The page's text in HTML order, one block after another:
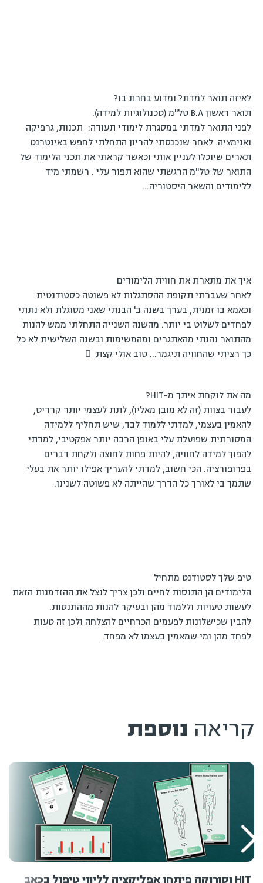
לאיזה תואר למדת? ומדוע בחרת בו?
תואר ראשון B.A טל"מ (טכנולוגיות למידה).
לפני התואר למדתי במסגרת לימודי תעודה: תכנות, גרפיקה
ואנימציה. לאחר שנכנסתי להריון התחלתי לחפש באינטרנט
תארים שיוכלו לעניין אותי וכאשר קראתי את תכני הלימוד של
התואר של טל"מ הרגשתי שהוא תפור עלי . רשמתי מיד
ללימודים והשאר היסטוריה…
איך את מתארת את חווית הלימודים
לאחר שעברתי תקופת ההסתגלות לא פשוטה כסטודנטית
וכאמא בו זמנית, בערך בשנה ב' הבנתי שאני מסוגלת ולא נתתי
לפחדים לשלוט בי יותר. מהשנה השנייה התחלתי ממש להנות
מהתואר נהנתי מהאתגרים ומהמשימות ובשנה השלישית לא כל
כך רציתי שהחוויה תיגמר… טוב אולי קצת 
מה את לוקחת איתך מ-HIT?
לעבוד בצוות (זה לא מובן מאליו), לתת לעצמי יותר קרדיט,
להאמין בעצמי, למדתי ללמוד לבד, שיש תחליף ללמידה
המסורתית שפועלת עלי באופן הרבה יותר אפקטיבי, למדתי
להפוך למידה לחוויה, להיות פחות לחוצה ולקחת דברים
בפרופורציה. הכי חשוב, למדתי להעריך אפילו יותר את בעלי
שתמך בי לאורך כל הדרך שהייתה לא פשוטה לשנינו.
טיפ שלך לסטודנט מתחיל
הלימודים הן התנסות לחיים ולכן צריך לנצל את ההזדמנות הזאת
לעשות טעויות וללמוד מהן ובעיקר להנות מההתנסות.
להבין שכישלונות לפעמים הכרחיים להצלחה ולכן זה טעות
לפחד מהן ומי שמאמין בעצמו לא מפחד.
קריאה נוספת
HIT וסורוקה פיתחו אפליקציה לליווי טיפול בכאב